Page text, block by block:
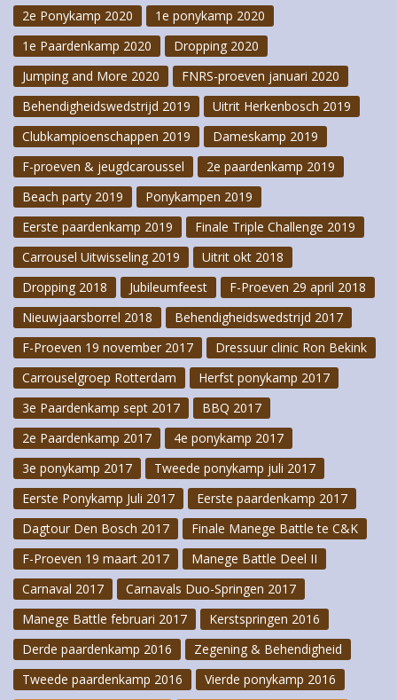
2e Ponykamp 2020
1e ponykamp 2020
1e Paardenkamp 2020
Dropping 2020
Jumping and More 2020
FNRS-proeven januari 2020
Behendigheidswedstrijd 2019
Uitrit Herkenbosch 2019
Clubkampioenschappen 2019
Dameskamp 2019
F-proeven & jeugdcaroussel
2e paardenkamp 2019
Beach party 2019
Ponykampen 2019
Eerste paardenkamp 2019
Finale Triple Challenge 2019
Carrousel Uitwisseling 2019
Uitrit okt 2018
Dropping 2018
Jubileumfeest
F-Proeven 29 april 2018
Nieuwjaarsborrel 2018
Behendigheidswedstrijd 2017
F-Proeven 19 november 2017
Dressuur clinic Ron Bekink
Carrouselgroep Rotterdam
Herfst ponykamp 2017
3e Paardenkamp sept 2017
BBQ 2017
2e Paardenkamp 2017
4e ponykamp 2017
3e ponykamp 2017
Tweede ponykamp juli 2017
Eerste Ponykamp Juli 2017
Eerste paardenkamp 2017
Dagtour Den Bosch 2017
Finale Manege Battle te C&K
F-Proeven 19 maart 2017
Manege Battle Deel II
Carnaval 2017
Carnavals Duo-Springen 2017
Manege Battle februari 2017
Kerstspringen 2016
Derde paardenkamp 2016
Zegening & Behendigheid
Tweede paardenkamp 2016
Vierde ponykamp 2016